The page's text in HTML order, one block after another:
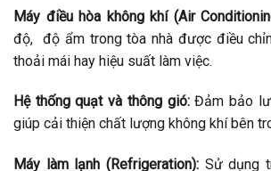
Máy điều hòa không khí (Air
độ, độ ẩm trong tòa nhà được điều
thoải mái hay hiệu suất làm việc.
Hệ thống quạt và thông gió:Đảm bảo
giúp cải thiện chất lượng không khí bên
Máy làm lạnh (Refrigeration): Sử dụng